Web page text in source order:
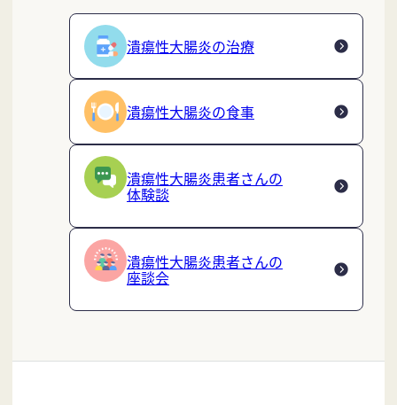
潰瘍性大腸炎の治療
潰瘍性大腸炎の食事
潰瘍性大腸炎患者さんの
体験談
潰瘍性大腸炎患者さんの
座談会